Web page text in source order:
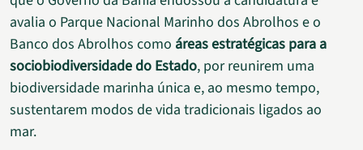
avalia o Parque Nacional Marinho dos Abrolhos e o
Banco dos Abrolhos como áreas estratégicas para a
sociobiodiversidade do Estado, por reunirem uma
biodiversidade marinha única e, ao mesmo tempo,
sustentarem modos de vida tradicionais ligados ao
mar.